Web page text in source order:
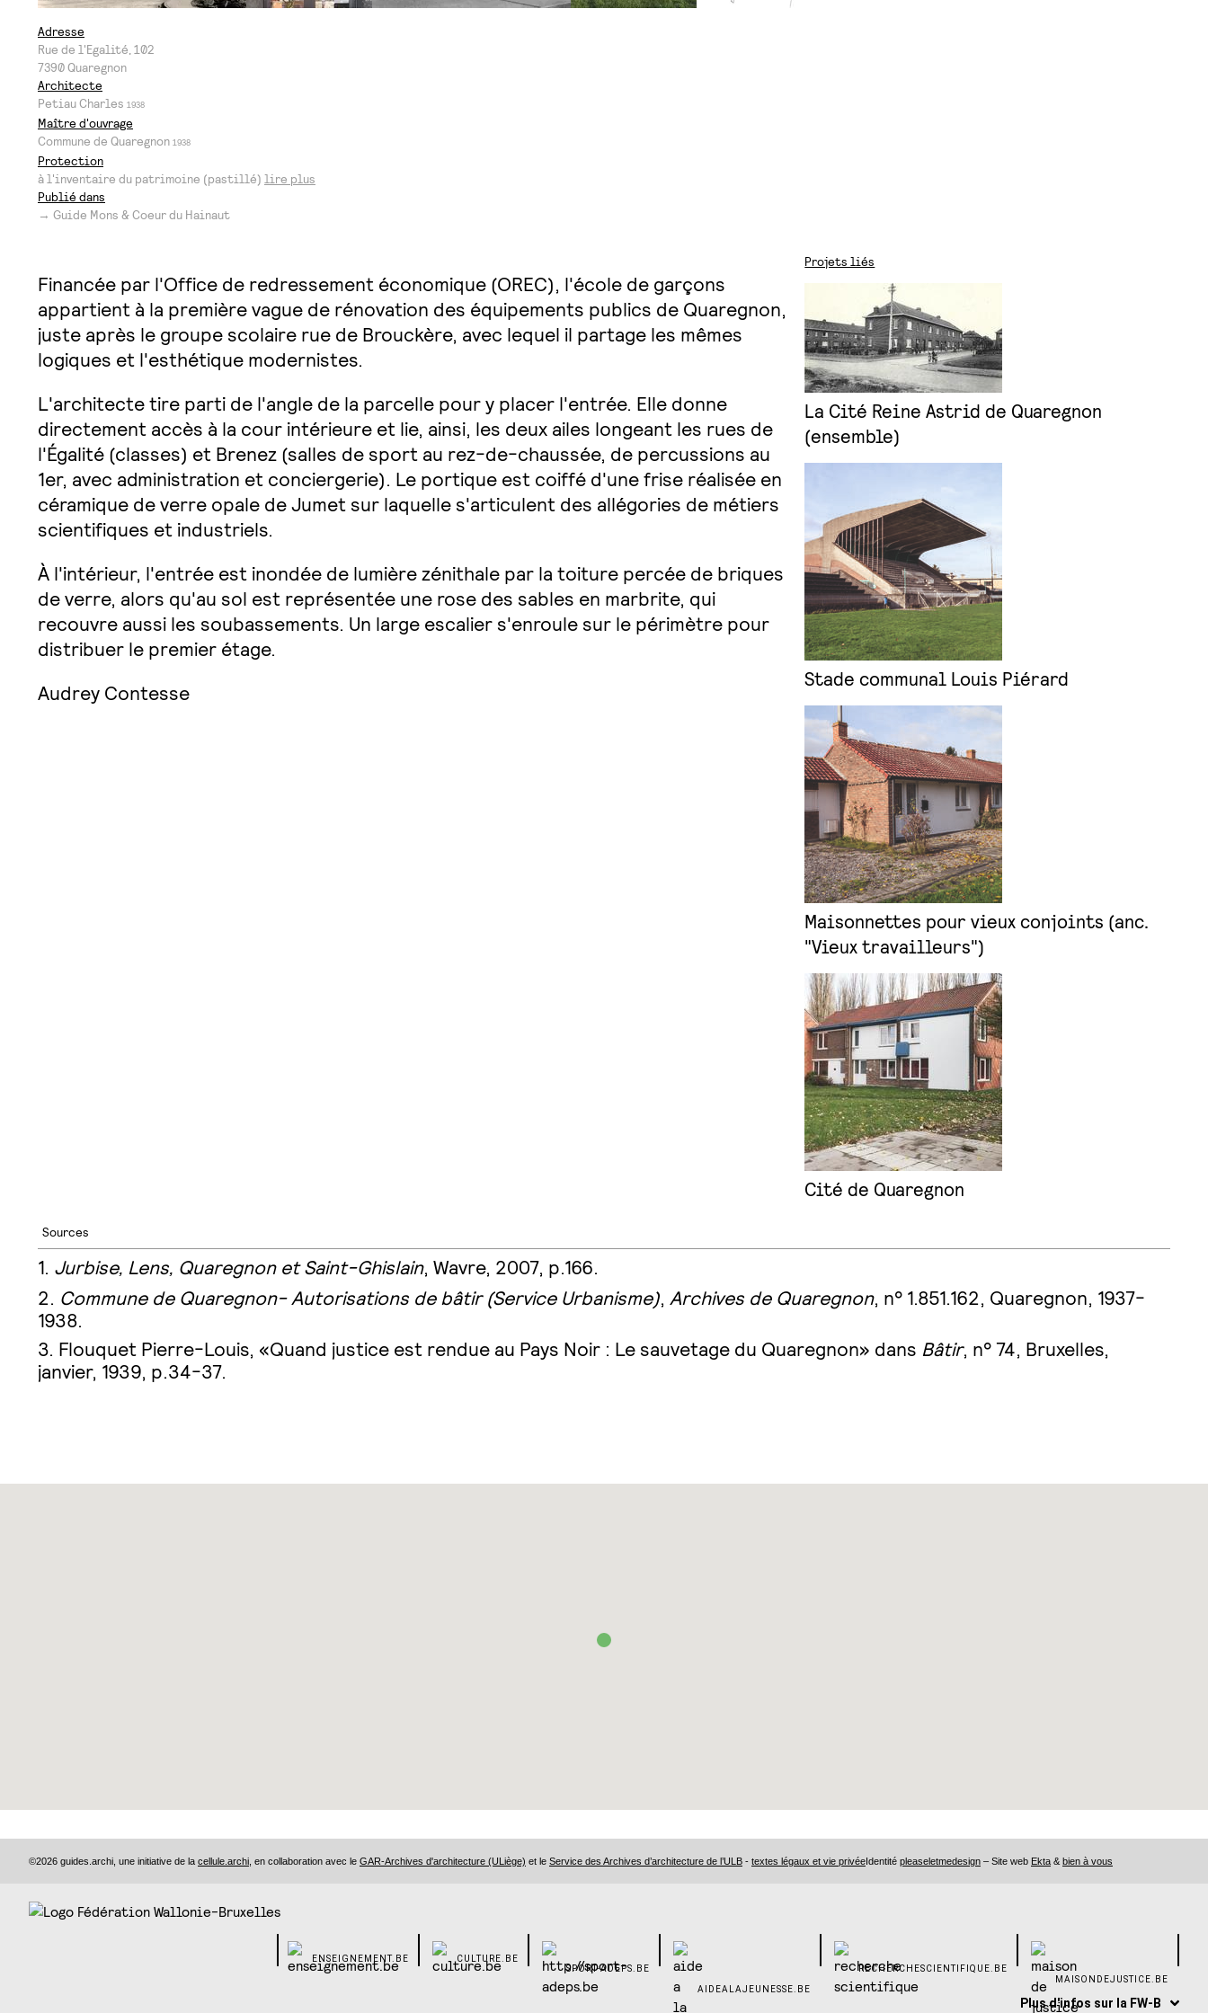
Adresse
Rue de l'Egalité, 102
7390Quaregnon
Architecte
Petiau Charles 1938
Maître d'ouvrage
Commune de Quaregnon 1938
Protection
à l'inventaire du patrimoine (pastillé) lire plus
Publié dans
→ Guide Mons & Coeur du Hainaut
Financée par l'Office de redressement économique (OREC), l'école de garçons
appartient à la première vague de rénovation des équipements publics de Quaregnon,
juste après le groupe scolaire rue de Brouckère, avec lequel il partage les mêmes
logiques et l'esthétique modernistes.
L'architecte tire parti de l'angle de la parcelle pour y placer l'entrée. Elle donne
directement accès à la cour intérieure et lie, ainsi, les deux ailes longeant les rues de
l'Égalité (classes) et Brenez (salles de sport au rez-de-chaussée, de percussions au
1er, avec administration et conciergerie). Le portique est coiffé d'une frise réalisée en
céramique de verre opale de Jumet sur laquelle s'articulent des allégories de métiers
scientifiques et industriels.
À l'intérieur, l'entrée est inondée de lumière zénithale par la toiture percée de briques
de verre, alors qu'au sol est représentée une rose des sables en marbrite, qui
recouvre aussi les soubassements. Un large escalier s'enroule sur le périmètre pour
distribuer le premier étage.
Audrey Contesse
Projets liés
La Cité Reine Astrid de Quaregnon
(ensemble)
Stade communal Louis Piérard
Maisonnettes pour vieux conjoints (anc.
"Vieux travailleurs")
Cité de Quaregnon
Sources
Jurbise, Lens, Quaregnon et Saint-Ghislain, Wavre, 2007, p.166.
Commune de Quaregnon- Autorisations de bâtir (Service Urbanisme), Archives de Quaregnon, n° 1.851.162, Quaregnon, 1937-
1938.
Flouquet Pierre-Louis, «Quand justice est rendue au Pays Noir : Le sauvetage du Quaregnon» dans Bâtir, n° 74, Bruxelles,
janvier, 1939, p.34-37.
©2026 guides.archi, une initiative de la cellule.archi , en collaboration avec le GAR-Archives d'architecture (ULiège) et le Service des Archives d’architecture de l’ULB - textes légaux et vie privéeIdentité pleaseletmedesign – Site web Ekta & bien à vous
ENSEIGNEMENT.BE
CULTURE.BE
SPORT-ADEPS.BE
AIDEALAJEUNESSE.BE
RECHERCHESCIENTIFIQUE.BE
MAISONDEJUSTICE.BE
Plus d'infos sur la FW-B